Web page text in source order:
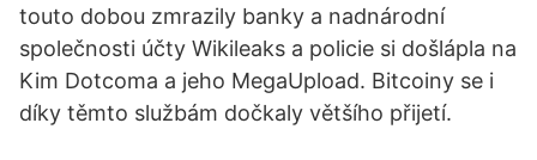
touto dobou zmrazily banky a nadnárodní
společnosti účty Wikileaks a policie si došlápla na
Kim Dotcoma a jeho MegaUpload. Bitcoiny se i
díky těmto službám dočkaly většího přijetí.